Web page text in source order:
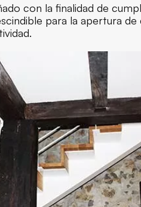
con la finalidad de
para la apertura